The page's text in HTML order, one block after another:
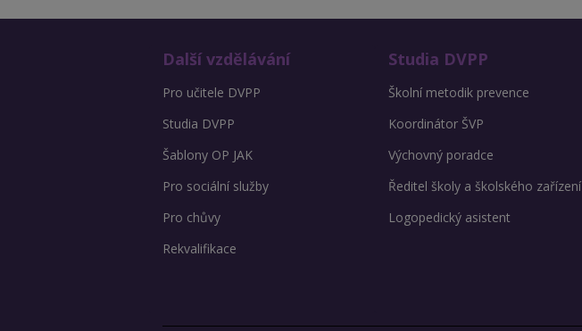
Další vzdělávání
Pro učitele DVPP
Studia DVPP
Šablony OP JAK
Pro sociální služby
Pro chůvy
Rekvalifikace
Studia DVPP
Školní metodik prevence
Koordinátor ŠVP
Výchovný poradce
Ředitel školy a školského zařízení
Logopedický asistent